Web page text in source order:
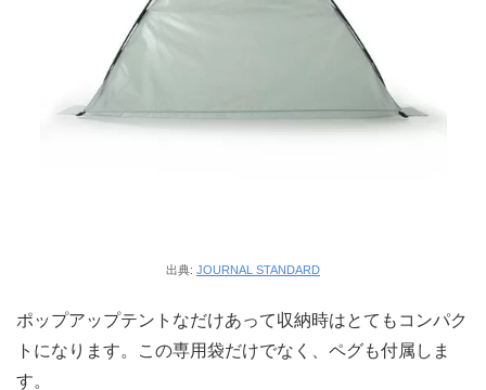
出典: JOURNAL STANDARD
ポップアップテントなだけあって収納時はとてもコンパク
トになります。この専用袋だけでなく、ペグも付属しま
す。